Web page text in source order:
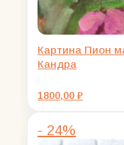
Картина Пион
Кандра
1800,00 ₽
- 24%